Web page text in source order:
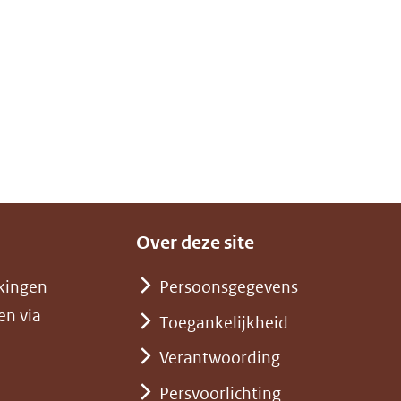
via
Over deze site
Persoonsgegevens
Toegankelijkheid
Verantwoording
Persvoorlichting